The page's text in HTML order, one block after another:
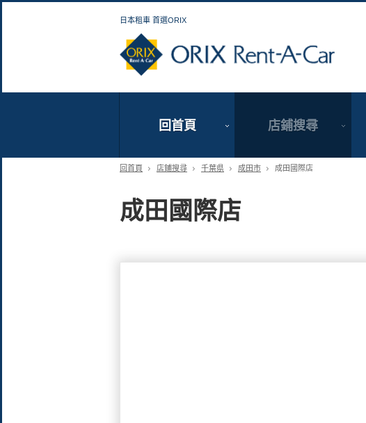
日本租車 首選ORIX
回首頁 店鋪搜尋
回首頁 店鋪搜尋 千葉県 成田市 成田國際店
成田國際店